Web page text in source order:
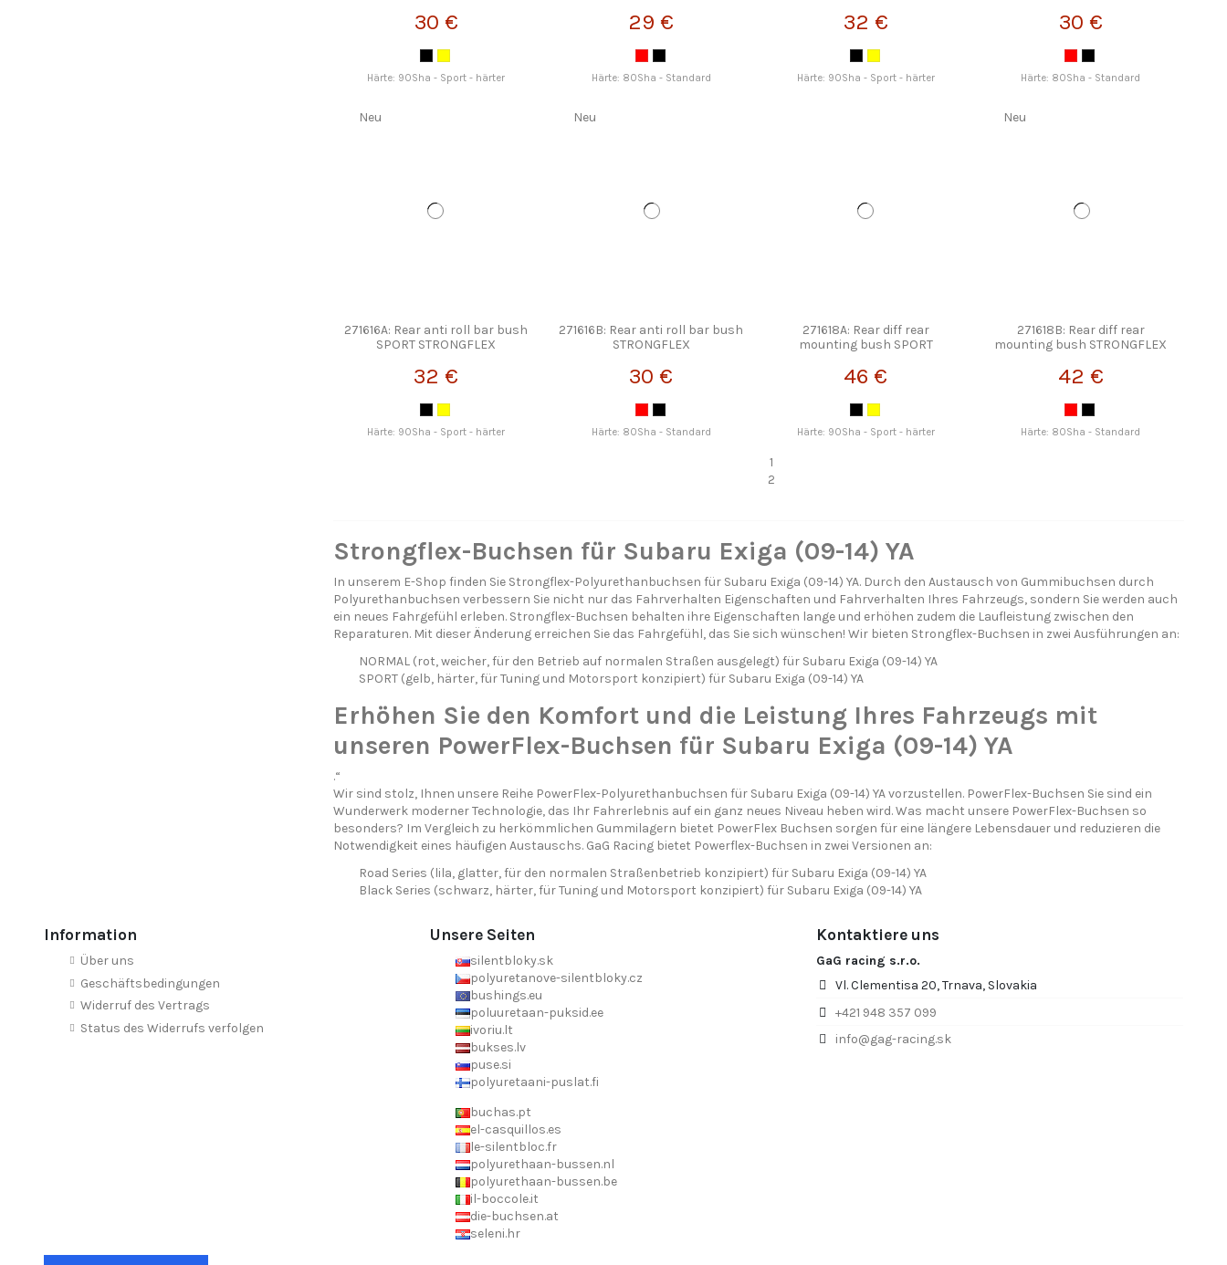
30 €
Härte: 90Sha - Sport - härter
29 €
Härte: 80Sha - Standard
32 €
Härte: 90Sha - Sport - härter
30 €
Härte: 80Sha - Standard
Neu
271616A: Rear anti roll bar bush
SPORT STRONGFLEX
32 €
Härte: 90Sha - Sport - härter
Neu
271616B: Rear anti roll bar bush
STRONGFLEX
30 €
Härte: 80Sha - Standard
271618A: Rear diff rear
mounting bush SPORT
46 €
Härte: 90Sha - Sport - härter
Neu
271618B: Rear diff rear
mounting bush STRONGFLEX
42 €
Härte: 80Sha - Standard
1
2
Strongflex-Buchsen für Subaru Exiga (09-14) YA
In unserem E-Shop finden Sie Strongflex-Polyurethanbuchsen für Subaru Exiga (09-14) YA. Durch den Austausch von Gummibuchsen durch
Polyurethanbuchsen verbessern Sie nicht nur das Fahrverhalten Eigenschaften und Fahrverhalten Ihres Fahrzeugs, sondern Sie werden auch
ein neues Fahrgefühl erleben. Strongflex-Buchsen behalten ihre Eigenschaften lange und erhöhen zudem die Laufleistung zwischen den
Reparaturen. Mit dieser Änderung erreichen Sie das Fahrgefühl, das Sie sich wünschen! Wir bieten Strongflex-Buchsen in zwei Ausführungen an:
NORMAL (rot, weicher, für den Betrieb auf normalen Straßen ausgelegt) für Subaru Exiga (09-14) YA
SPORT (gelb, härter, für Tuning und Motorsport konzipiert) für Subaru Exiga (09-14) YA
Erhöhen Sie den Komfort und die Leistung Ihres Fahrzeugs mit
unseren PowerFlex-Buchsen für Subaru Exiga (09-14) YA
.“
Wir sind stolz, Ihnen unsere Reihe PowerFlex-Polyurethanbuchsen für Subaru Exiga (09-14) YA vorzustellen. PowerFlex-Buchsen Sie sind ein
Wunderwerk moderner Technologie, das Ihr Fahrerlebnis auf ein ganz neues Niveau heben wird. Was macht unsere PowerFlex-Buchsen so
besonders? Im Vergleich zu herkömmlichen Gummilagern bietet PowerFlex Buchsen sorgen für eine längere Lebensdauer und reduzieren die
Notwendigkeit eines häufigen Austauschs. GaG Racing bietet Powerflex-Buchsen in zwei Versionen an:
Road Series (lila, glatter, für den normalen Straßenbetrieb konzipiert) für Subaru Exiga (09-14) YA
Black Series (schwarz, härter, für Tuning und Motorsport konzipiert) für Subaru Exiga (09-14) YA
Information
Über uns
Geschäftsbedingungen
Widerruf des Vertrags
Status des Widerrufs verfolgen
Unsere Seiten
silentbloky.sk
polyuretanove-silentbloky.cz
bushings.eu
poluuretaan-puksid.ee
ivoriu.lt
bukses.lv
puse.si
polyuretaani-puslat.fi
buchas.pt
el-casquillos.es
le-silentbloc.fr
polyurethaan-bussen.nl
polyurethaan-bussen.be
il-boccole.it
die-buchsen.at
seleni.hr
Kontaktiere uns
GaG racing s.r.o.
Vl. Clementisa 20, Trnava, Slovakia
+421 948 357 099
info@gag-racing.sk